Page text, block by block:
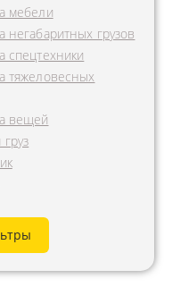
мебели
негабаритных грузов
спецтехники
тяжеловесных
вещей